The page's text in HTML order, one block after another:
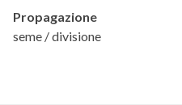
Propagazione
seme / divisione